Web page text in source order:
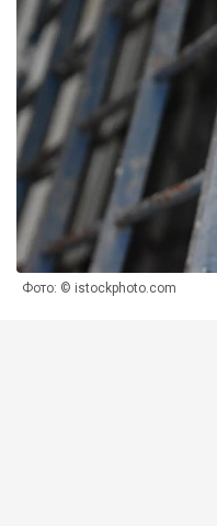
Фото: © istockphoto.com